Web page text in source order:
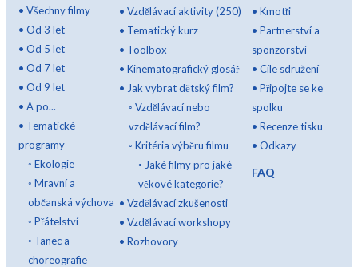
• Všechny filmy
• Od 3 let
• Od 5 let
• Od 7 let
• Od 9 let
• A po...
• Tematické
programy
◦ Ekologie
◦ Mravní a
občanská výchova
◦ Přátelství
◦ Tanec a
choreografie
• Vzdělávací aktivity (250)
• Tematický kurz
• Toolbox
• Kinematografický glosář
• Jak vybrat dětský film?
◦ Vzdělávací nebo
vzdělávací film?
◦ Kritéria výběru filmu
◦ Jaké filmy pro jaké
věkové kategorie?
• Vzdělávací zkušenosti
• Vzdělávací workshopy
• Rozhovory
•Kmotři
•Partnerství a
sponzorství
•Cíle sdružení
•Připojte se ke
spolku
•Recenze tisku
•Odkazy
FAQ